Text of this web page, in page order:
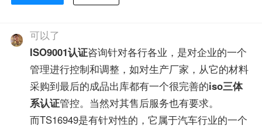
可以了
ISO9001认证咨询针对各行各业，是对企业的一个
管理进行控制和调整，如对生产厂家，从它的材料
采购到最后的成品出库都有一个很完善的iso三体
系认证管控。当然对其售后服务也有要求。
而TS16949是有针对性的，它属于汽车行业的一个